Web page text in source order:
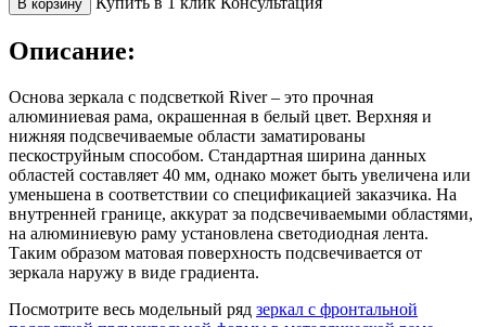
В корзину
Описание:
Основа зеркала с подсветкой River – это прочная
алюминиевая рама, окрашенная в белый цвет. Верхняя и
нижняя подсвечиваемые области заматированы
пескоструйным способом. Стандартная ширина данных
областей составляет 40 мм, однако может быть увеличена или
уменьшена в соответствии со спецификацией заказчика. На
внутренней границе, аккурат за подсвечиваемыми областями,
на алюминиевую раму установлена светодиодная лента.
Таким образом матовая поверхность подсвечивается от
зеркала наружу в виде градиента.
Посмотрите весь модельный ряд зеркал с фронтальной